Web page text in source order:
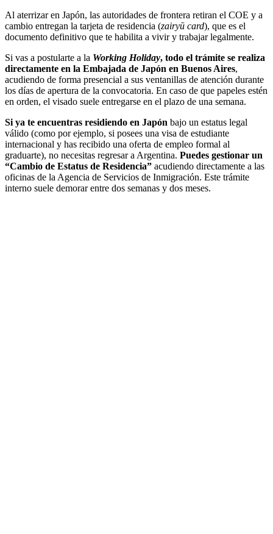
Al aterrizar en Japón, las autoridades de frontera retiran el COE y a
cambio entregan la tarjeta de residencia (zairyū card), que es el
documento definitivo que te habilita a vivir y trabajar legalmente.
Si vas a postularte a la Working Holiday, todo el trámite se realiza
directamente en la Embajada de Japón en Buenos Aires,
acudiendo de forma presencial a sus ventanillas de atención durante
los días de apertura de la convocatoria. En caso de que papeles estén
en orden, el visado suele entregarse en el plazo de una semana.
Si ya te encuentras residiendo en Japón bajo un estatus legal
válido (como por ejemplo, si posees una visa de estudiante
internacional y has recibido una oferta de empleo formal al
graduarte), no necesitas regresar a Argentina. Puedes gestionar un
“Cambio de Estatus de Residencia” acudiendo directamente a las
oficinas de la Agencia de Servicios de Inmigración. Este trámite
interno suele demorar entre dos semanas y dos meses.